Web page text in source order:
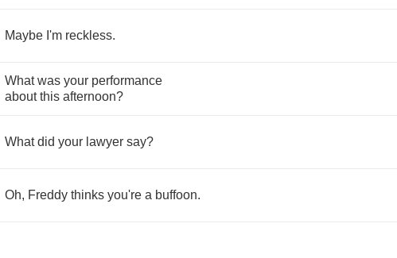
Maybe I'm reckless.
What was your performance
about this afternoon?
What did your lawyer say?
Oh, Freddy thinks you're a buffoon.